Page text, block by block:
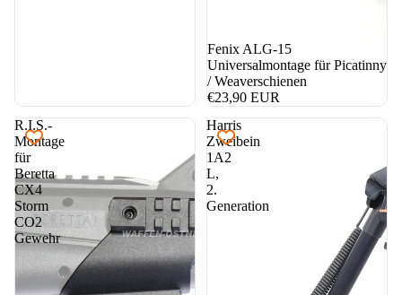
Fenix ALG-15
Universalmontage für Picatinny
/ Weaverschienen
€23,90 EUR
R.I.S.-
Montage
für
Beretta
CX4
Storm
CO2
Gewehr
Harris
Zweibein
1A2
L,
2.
Generation